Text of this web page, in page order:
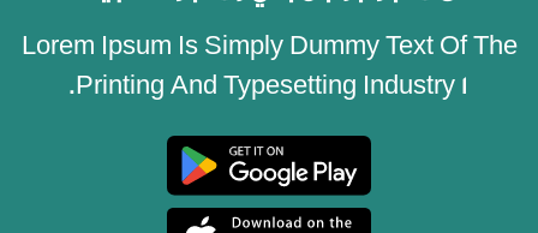
Lorem Ipsum Is Simply Dummy Text Of The
Printing And Typesetting Industry 1.